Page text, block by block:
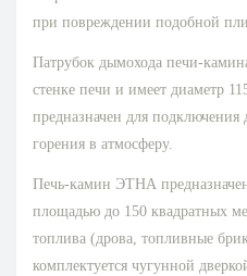
при повреждении подобной
Патрубок дымохода печи-
стенке печи и имеет диаметр
предназначен для
горения в атмосферу.
Печь-камин ЭТНА
площадью до 150 квадратных
топлива (дрова, топливные
комплектуется чугунной